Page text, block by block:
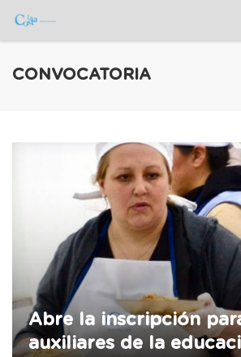
CONVOCATORIA
Abre la inscripción
auxiliares de la